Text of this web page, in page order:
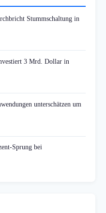
Stummschaltung in
3 Mrd. Dollar in
unterschätzen um
Sprung bei